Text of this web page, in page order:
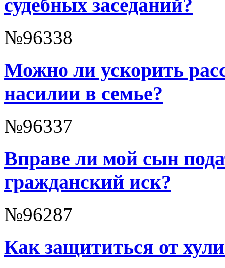
судебных заседаний?
№96338
Можно ли ускорить
насилии в семье?
№96337
Вправе ли мой сын
гражданский иск?
№96287
Как защититься от